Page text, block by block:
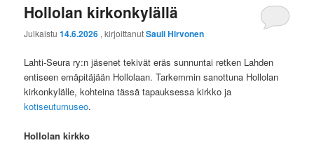
Hollolan kirkonkylällä
Julkaistu14.6.2026 , kirjoittanutSauli Hirvonen
Lahti-Seura ry:n jäsenet tekivät eräs sunnuntai retken Lahden
entiseen emäpitäjään Hollolaan. Tarkemmin sanottuna Hollolan
kirkonkylälle, kohteina tässä tapauksessa kirkko ja
kotiseutumuseo.
Hollolan kirkko